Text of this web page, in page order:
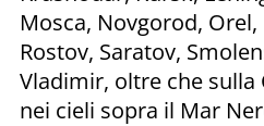
Mosca, Novgorod, Orel,
Rostov, Saratov,
Vladimir, oltre che sulla
nei cieli sopra il Mar